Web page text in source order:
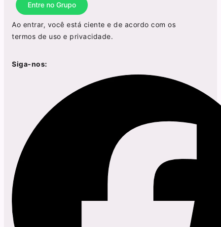
Entre no Grupo
Ao entrar, você está ciente e de acordo com os
termos de uso e privacidade.
Siga-nos: